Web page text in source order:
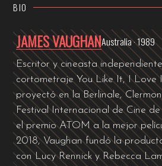
BIO
JAMES VAUGHANAustralia · 1989
Escritor y cineasta
cortometraje You Like It, I Love
proyectó en la Berlinale,
Festival Internacional de Cine
el premio ATOM a la mejor
2018, Vaughan fundó la
con Lucy Rennick y Rebecca